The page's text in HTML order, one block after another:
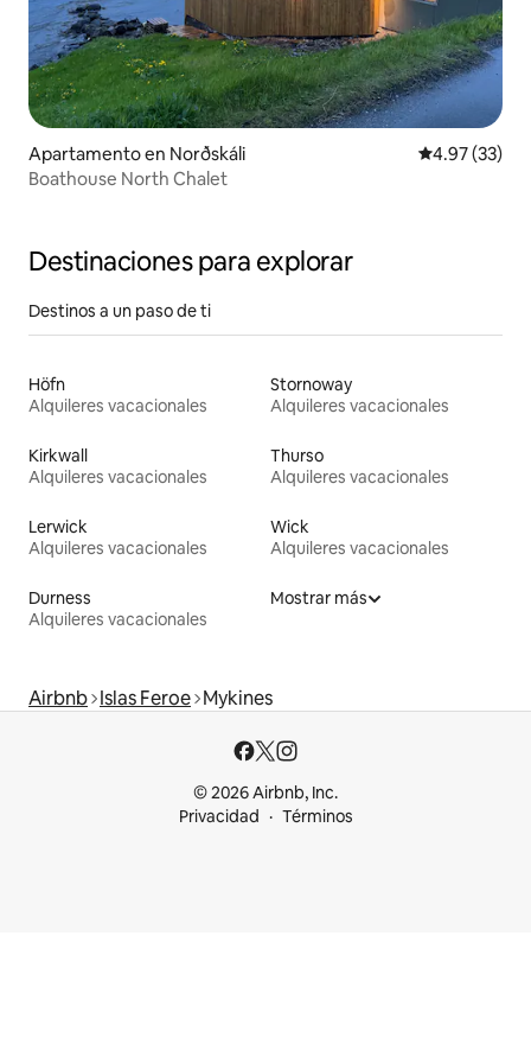
Apartamento en Norðskáli Calificación
4.97 (33)
Boathouse North Chalet
Destinaciones para explorar
Destinos a un paso de ti
Höfn
Alquileres vacacionales
Stornoway
Alquileres vacacionales
Kirkwall
Alquileres vacacionales
Thurso
Alquileres vacacionales
Lerwick
Alquileres vacacionales
Wick
Alquileres vacacionales
Durness
Alquileres vacacionales
Mostrar más
Airbnb Islas Feroe Mykines
© 2026 Airbnb, Inc.
Privacidad
Términos